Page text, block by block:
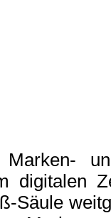
digitalen
Säule